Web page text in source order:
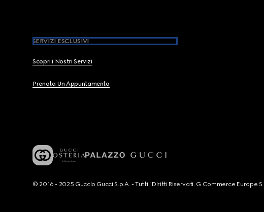
SERVIZI ESCLUSIVI
Scopri i Nostri Servizi
Prenota Un Appuntamento
© 2016 - 2025 Guccio Gucci S.p.A. - Tutti i Diritti Riservati. G Commerce Europe